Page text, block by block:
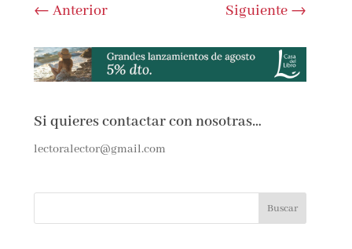
←Anterior Siguiente→
Si quieres contactar con nosotras…
lectoralector@gmail.com